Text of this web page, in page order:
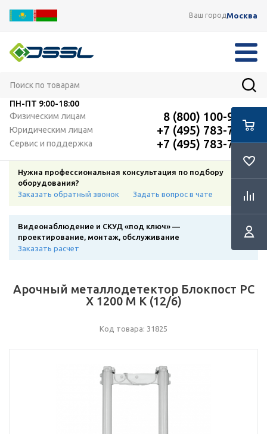
Ваш городМосква
ПН-ПТ 9:00-18:00
Физическим лицам
8 (800) 100-91-12
Юридическим лицам +7 (495) 783-72-87
Сервис и поддержка +7 (495) 783-72-87
Нужна профессиональная консультация по подбору
оборудования?
Заказать обратный звонок
Задать вопрос в чате
Видеонаблюдение и СКУД «под ключ» —
проектирование, монтаж, обслуживание
Заказать расчет
Арочный металлодетектор Блокпост РС
Х 1200 M K (12/6)
Код товара: 31825